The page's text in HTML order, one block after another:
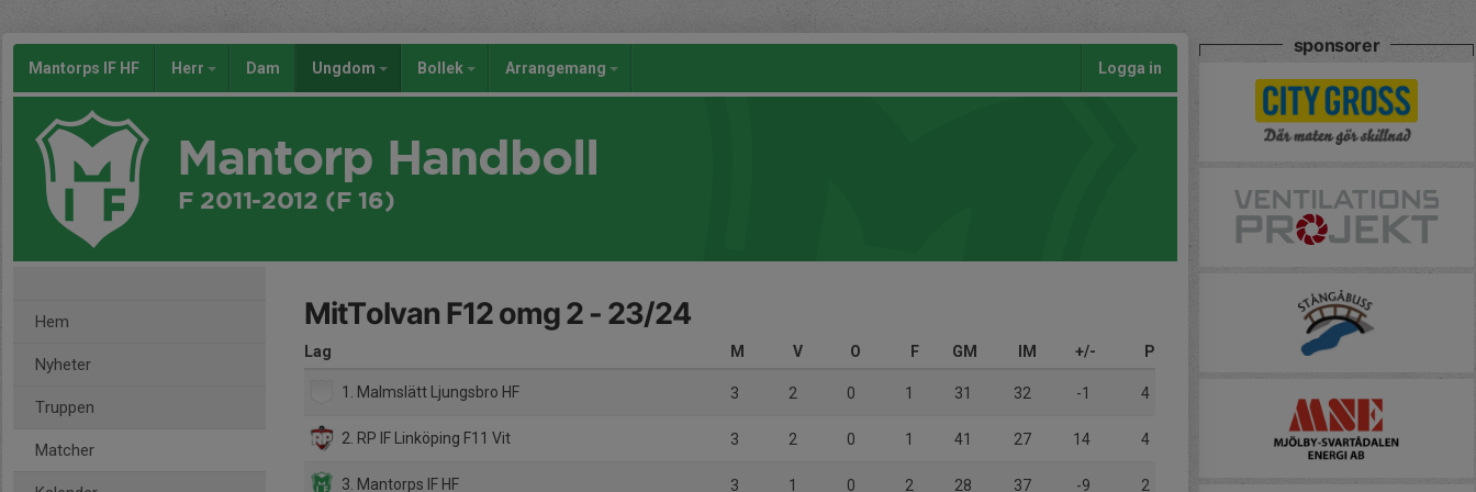
Mantorps IF HF Herr Dam Ungdom Bollek Arrangemang Logga in
Mantorp Handboll
F 2011-2012 (F 16)
Hem
Nyheter
Truppen
Matcher
MitTolvan F12 omg 2 - 23/24
Lag M V O F GM IM +/- P
1. Malmslätt Ljungsbro HF 3 2 0 1 31 32 -1 4
2. RP IF Linköping F11 Vit 3 2 0 1 41 27 14 4
3. Mantorps IF HF 3 1 0 2 28 37 -9 2
sponsorer